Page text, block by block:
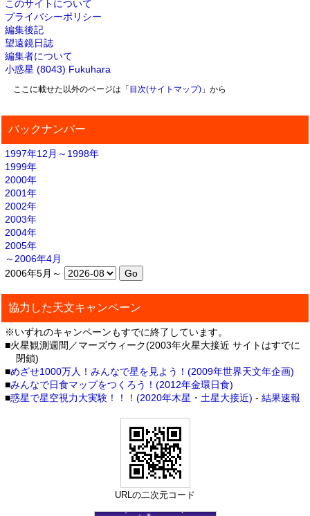
このサイトについて
プライバシーポリシー
編集後記
望遠鏡日誌
編集者について
小惑星 (8043) Fukuhara
ここに載せた以外のページは「 目次(サイトマップ)」から
バックナンバー
1997年12月～1998年
1999年
2000年
2001年
2002年
2003年
2004年
2005年
～2006年4月
2006年5月～
協力した天文キャンペーン
※いずれのキャンペーンもすでに終了しています。
■火星観測週間／マーズウィーク(2003年火星大接近 サイトはすでに
閉鎖)
■めざせ1000万人！みんなで星を見よう！(2009年世界天文年企画)
■みんなで日食マップをつくろう！(2012年金環日食)
■惑星で星空視力大実験！！！(2020年木星・土星大接近) - 結果速報
URLの二次元コード